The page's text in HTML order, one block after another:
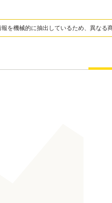
報を機械的に抽出しているため、異なる